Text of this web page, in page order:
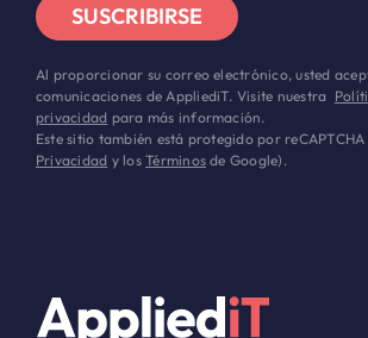
SUSCRIBIRSE
Al proporcionar su correo electrónico, usted
comunicaciones de AppliediT. Visite nuestra
privacidad para más información.
Este sitio también está protegido por
Privacidad y losTérminos de Google).